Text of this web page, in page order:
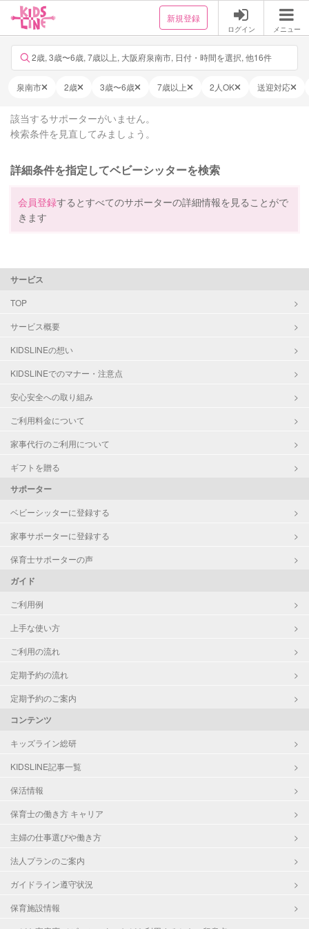
新規登録
ログイン メニュー
2歳, 3歳〜6歳, 7歳以上, 大阪府泉南市, 日付・時間を選択, 他16件
泉南市 2歳 3歳〜6歳 7歳以上 2人OK 送迎対応
該当するサポーターがいません。
検索条件を見直してみましょう。
詳細条件を指定してベビーシッターを検索
会員登録するとすべてのサポーターの詳細情報を見ることがで
きます
サービス
TOP
サービス概要
KIDSLINEの想い
KIDSLINEでのマナー・注意点
安心安全への取り組み
ご利用料金について
家事代行のご利用について
ギフトを贈る
サポーター
ベビーシッターに登録する
家事サポーターに登録する
保育士サポーターの声
ガイド
ご利用例
上手な使い方
ご利用の流れ
定期予約の流れ
定期予約のご案内
コンテンツ
キッズライン総研
KIDSLINE記事一覧
保活情報
保育士の働き方 キャリア
主婦の仕事選びや働き方
法人プランのご案内
ガイドライン遵守状況
保育施設情報